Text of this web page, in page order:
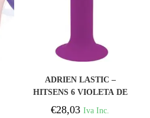
ADRIEN LASTIC –
HITSENS 6 VIOLETA DE
SILICONE VIOLETA
€28,03 Iva Inc.